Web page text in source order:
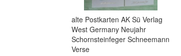
alte Postkarten AK Sü Verlag
West Germany Neujahr
Schornsteinfeger Schneemann
Verse